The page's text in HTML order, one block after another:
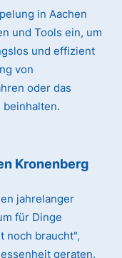
in Aachen
und Tools ein, um
und effizient
von
oder das
beinhalten.
Kronenberg
jahrelanger
für Dinge
noch braucht",
geraten.